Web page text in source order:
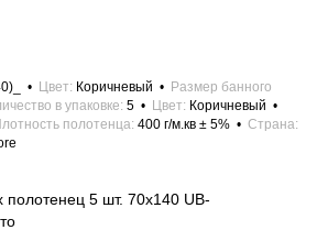
Цвет Коричневый
Размер банного
в упаковке 5 Цвет Коричневый
полотенца 400 г/м.кв ± 5%
Страна